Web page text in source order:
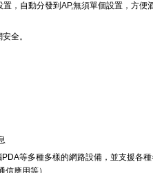
，自動分發到AP,無須單個設置，方便
全。
等多種多樣的網路設備，並支援各
應用等）